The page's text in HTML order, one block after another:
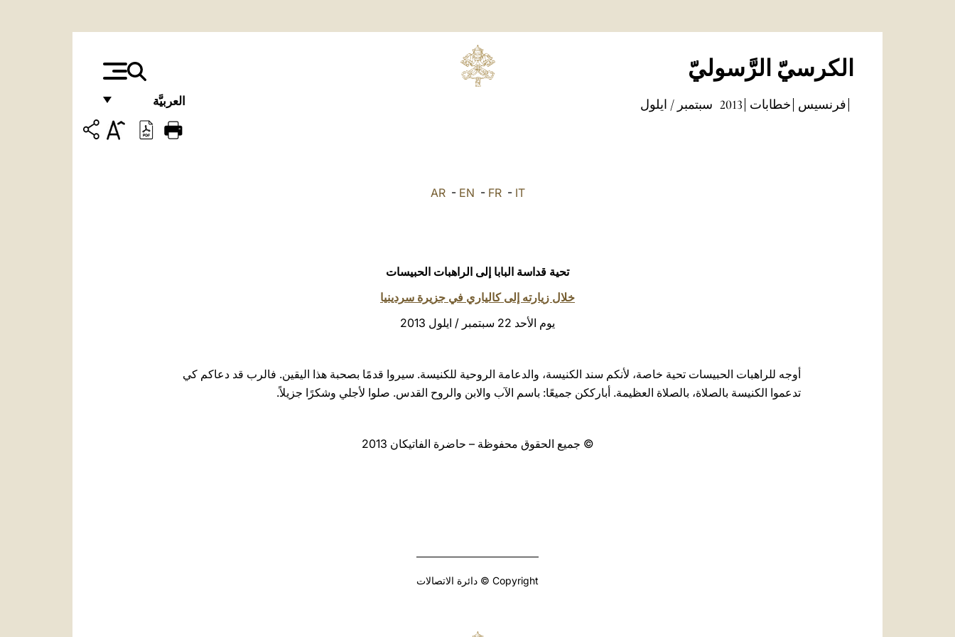
الكرسيّ الرَّسوليّ
العربيَّة
FRANÇAIS
LATINE
فرنسيس خطابات 2013 سبتمبر / ايلول
AR- EN - FR- IT
تحية قداسة البابا إلى الراهبات الحبيسات
خلال زيارته إلى كالياري في جزيرة سردينيا
يوم الأحد 22 سبتمبر / ايلول 2013
أوجه للراهبات الحبيسات تحية خاصة، لأنكم سند الكنيسة، والدعامة الروحية للكنيسة. سيروا قدمًا بصحبة هذا اليقين. فالرب قد دعاكم كي
تدعموا الكنيسة بالصلاة، بالصلاة العظيمة. أبارككن جميعًا: باسم الآب والابن والروح القدس. صلوا لأجلي وشكرًا جزيلاً.
© جميع الحقوق محفوظة – حاضرة الفاتيكان 2013
Copyright © دائرة الاتصالات